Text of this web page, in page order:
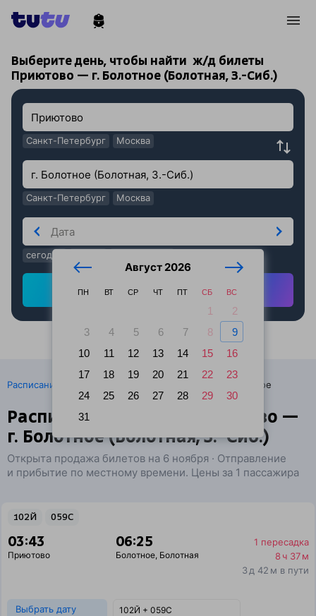
Выберите день, чтобы найти ж/д билеты
Приютово — г. Болотное (Болотная, З.-Сиб.)
Санкт-Петербург Москва
Санкт-Петербург Москва
Август 2026
ПН ВТ СР ЧТ ПТ СБ ВС
1
2
3
4 5 6 7 8
9
10
11 12 13 14 15
16
17
18 19 20 21 22
23
24
25 26 27 28 29
30
31
сегодня
Найти ж/д билеты
Расписание поездов Ж/д билеты Приютово → Болотное
Расписание поездов Приютово —
г. Болотное (Болотная, З.-Сиб.)
Открыта продажа билетов на 6 ноября · Отправление
и прибытие по местному времени. Цены за 1 пассажира
102Й 059С
03:43
Приютово
06:25
Болотное, Болотная
1 пересадка
8 ч 37 м
3 д 42 м в пути
Выбрать дату
102Й + 059С